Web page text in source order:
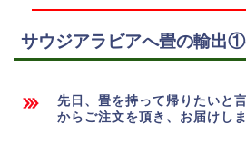
サウジアラビアへ畳の輸出
先日、畳を持って帰りたいと
からご注文を頂き、お届けしま